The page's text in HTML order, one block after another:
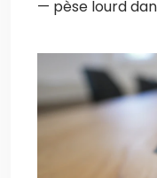
— pèse lourd